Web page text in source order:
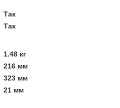
Так
Так
1.48 кг
216 мм
323 мм
21 мм